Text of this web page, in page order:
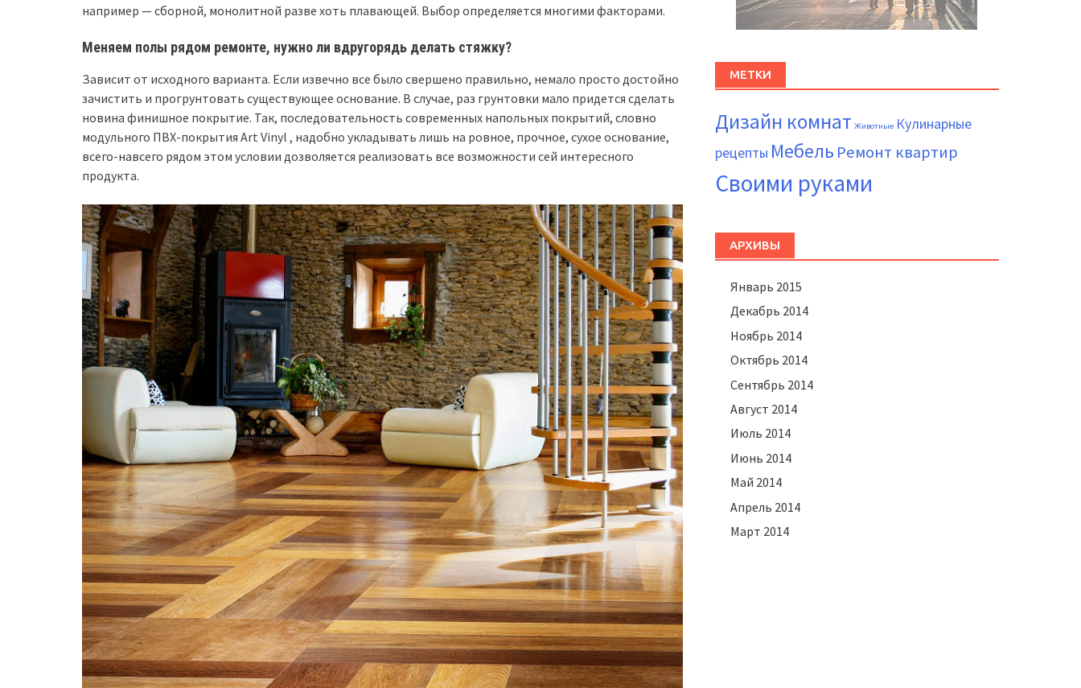
например — сборной, монолитной разве хоть плавающей. Выбор определяется многими факторами.
Меняем полы рядом ремонте, нужно ли вдругорядь делать стяжку?
Зависит от исходного варианта. Если извечно все было свершено правильно, немало просто достойно
зачистить и прогрунтовать существующее основание. В случае, раз грунтовки мало придется сделать
новина финишное покрытие. Так, последовательность современных напольных покрытий, словно
модульного ПВХ-покрытия Art Vinyl , надобно укладывать лишь на ровное, прочное, сухое основание,
всего-навсего рядом этом условии дозволяется реализовать все возможности сей интересного
продукта.
МЕТКИ
Дизайн комнат Животные Кулинарные
рецепты Мебель Ремонт квартир
Своими руками
АРХИВЫ
Январь 2015
Декабрь 2014
Ноябрь 2014
Октябрь 2014
Сентябрь 2014
Август 2014
Июль 2014
Июнь 2014
Май 2014
Апрель 2014
Март 2014